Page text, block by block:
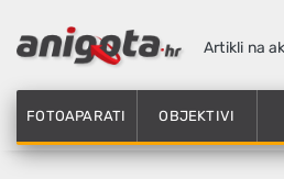
Artikli na
FOTOAPARATI OBJEKTIVI